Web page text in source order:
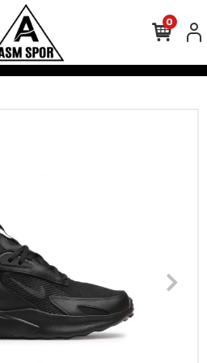
500 TL Üzeri Tüm Alışverişlerinizde
0